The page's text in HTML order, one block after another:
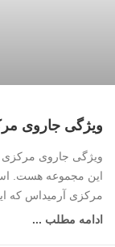
ویژگی جاروی
ویژگی جاروی مرکزی
این مجموعه هست.
مرکزی آرمیداس که
ادامه مطلب ...